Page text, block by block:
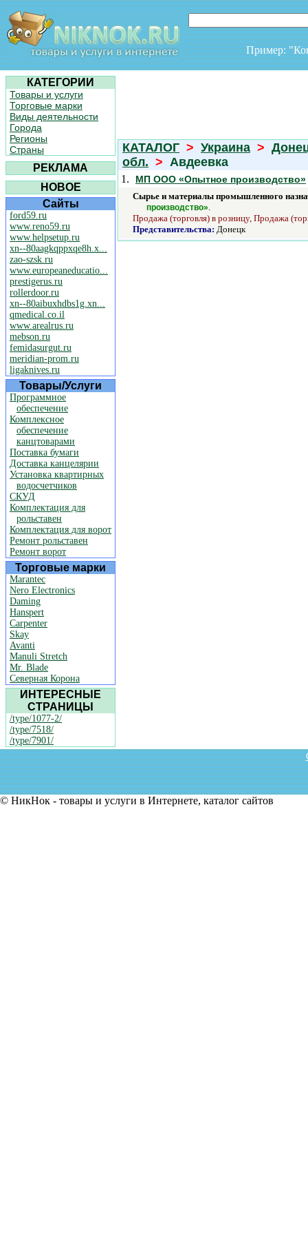
Пример:
КАТЕГОРИИ
Товары и услуги
Торговые марки
Виды деятельности
Города
Регионы
Страны
РЕКЛАМА
НОВОЕ
Сайты
ford59.ru
www.reno59.ru
www.helpsetup.ru
xn--80aagkqppxqe8h.x...
zao-szsk.ru
www.europeaneducatio...
prestigerus.ru
rollerdoor.ru
xn--80aibuxhdbs1g.xn...
qmedical.co.il
www.arealrus.ru
mebson.ru
femidasurgut.ru
meridian-prom.ru
ligaknives.ru
Товары/Услуги
Программное
обеспечение
Комплексное
обеспечение
канцтоварами
Поставка бумаги
Доставка канцелярии
Установка квартирных
водосчетчиков
СКУД
Комплектация для
рольставен
Комплектация для ворот
Ремонт рольставен
Ремонт ворот
Торговые марки
Marantec
Nero Electronics
Daming
Hanspert
Carpenter
Skay
Avanti
Manuli Stretch
Mr. Blade
Северная Корона
ИНТЕРЕСНЫЕ
СТРАНИЦЫ
/type/1077-2/
/type/7518/
/type/7901/
КАТАЛОГ > Украина >
обл. > Авдеевка
1. МП ООО «Опытное производство»
Сырье и материалы промышленного
производство».
Продажа (торговля) в розницу, Продажа
Представительства: Донецк
© НикНок - товары и услуги в Интернете, каталог сайтов